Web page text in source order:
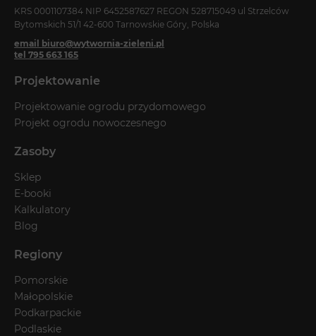
KRS 0001107384 NIP 6452587627 REGON 528715049 ul Strzelców
Bytomskich 51/1 42-600 Tarnowskie Góry, Polska
email biuro@wytwornia-zieleni.pl
tel 795 663 165
Projektowanie
Projektowanie ogrodu przydomowego
Projekt ogrodu nowoczesnego
Zasoby
Sklep
E-booki
Kalkulatory
Blog
Regiony
Pomorskie
Małopolskie
Podkarpackie
Podlaskie